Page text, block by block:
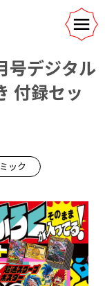
号デジタル
付録セッ
ック